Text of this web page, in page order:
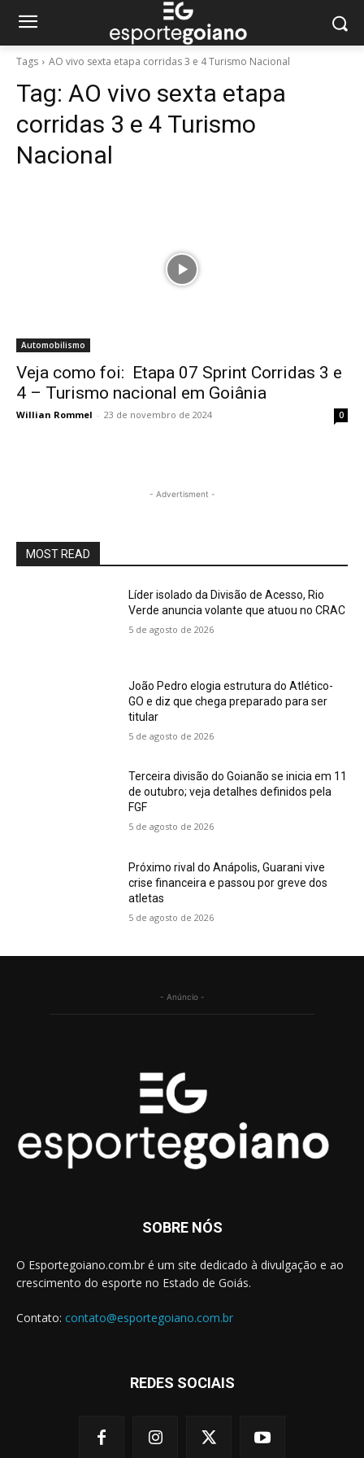
Tags AO vivo sexta etapa corridas 3 e 4 Turismo Nacional
Tag: AO vivo sexta etapa
corridas 3 e 4 Turismo
Nacional
Automobilismo
Veja como foi: Etapa 07 Sprint Corridas 3 e
4 – Turismo nacional em Goiânia
Willian Rommel - 23 de novembro de 2024 0
- Advertisment -
MOST READ
Líder isolado da Divisão de Acesso, Rio
Verde anuncia volante que atuou no CRAC
5 de agosto de 2026
João Pedro elogia estrutura do Atlético-
GO e diz que chega preparado para ser
titular
5 de agosto de 2026
Terceira divisão do Goianão se inicia em 11
de outubro; veja detalhes definidos pela
FGF
5 de agosto de 2026
Próximo rival do Anápolis, Guarani vive
crise financeira e passou por greve dos
atletas
5 de agosto de 2026
- Anúncio -
SOBRE NÓS
O Esportegoiano.com.br é um site dedicado à divulgação e ao
crescimento do esporte no Estado de Goiás.
Contato: contato@esportegoiano.com.br
REDES SOCIAIS